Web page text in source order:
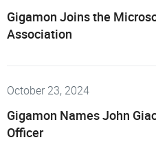
Gigamon Joins the
Association
October 23, 2024
Gigamon Names John
Officer